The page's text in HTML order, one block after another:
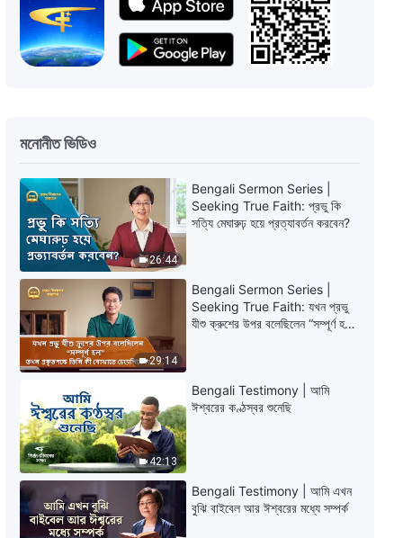
31:09
Bengali Testimony | আমি কীভাবে
26:40
38:11
Bengali Testimony | আমার বন্দিদশার
দিনগুলি
33:12
Bengali Testimony | এখন আমি হৃদয়
থেকে কথা বলতে পারি
42:21
Bengali Testimony | একটা কঠিন
পরিবেশের পরীক্ষা
মনোনীত ভিডিও
26:44
Bengali Sermon Series |
Seeking True Faith: প্রভু কি
সত্যি মেঘারুঢ় হয়ে প্রত্যাবর্তন করবেন?
29:14
Bengali Sermon Series |
Seeking True Faith: যখন প্রভু
যীশু ক্রুশের উপর বলেছিলেন “সম্পূর্ণ হল”
42:13
Bengali Testimony | আমি
ঈশ্বরের কণ্ঠস্বর শুনেছি
Bengali Testimony | আমি এখন
বুঝি বাইবেল আর ঈশ্বরের মধ্যে সম্পর্ক